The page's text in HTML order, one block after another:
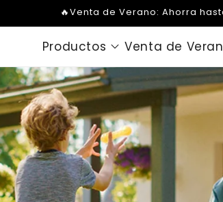
🔥Venta de Verano: Ahorra
Productos Venta de